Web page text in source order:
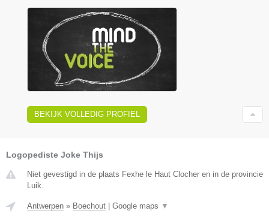
BEKIJK VOLLEDIG PROFIEL
Logopediste Joke Thijs
Niet gevestigd in de plaats Fexhe le Haut Clocher en in de provincie
Luik.
Antwerpen » Boechout | Google maps ▼